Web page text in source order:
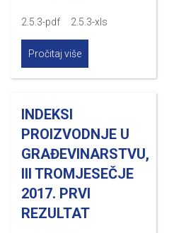
2.5.3-pdf 2.5.3-xls
Pročitaj više
INDEKSI
PROIZVODNJE U
GRAĐEVINARSTVU,
III TROMJESEČJE
2017. PRVI
REZULTAT